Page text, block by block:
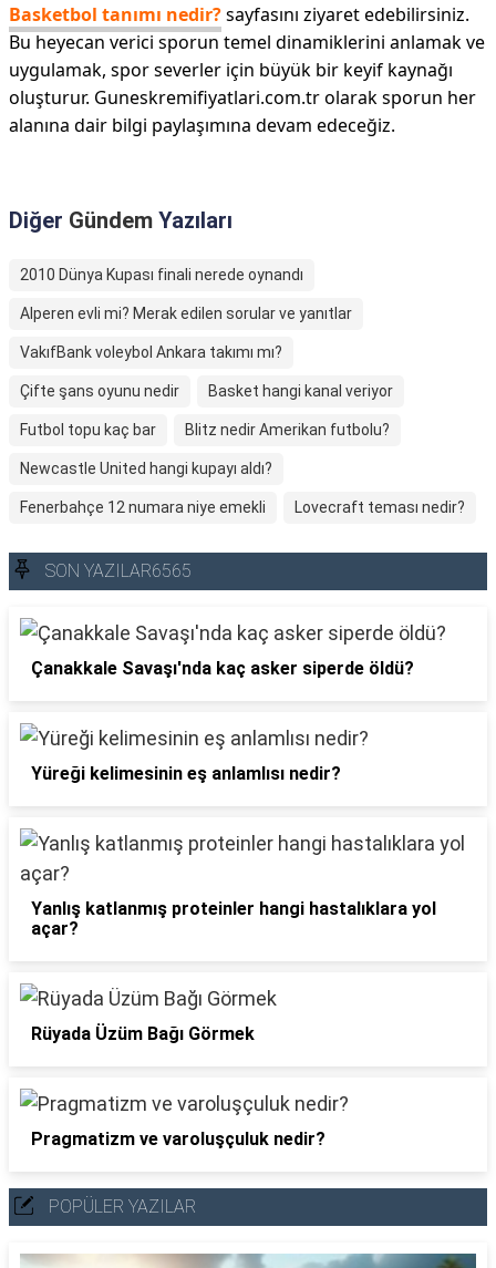
Basketbol tanımı nedir?sayfasını ziyaret edebilirsiniz.
Bu heyecan verici sporun temel dinamiklerini anlamak ve
uygulamak, spor severler için büyük bir keyif kaynağı
oluşturur. Guneskremifiyatlari.com.tr olarak sporun her
alanına dair bilgi paylaşımına devam edeceğiz.
Diğer Gündem Yazıları
2010 Dünya Kupası finali nerede oynandı
Alperen evli mi? Merak edilen sorular ve yanıtlar
VakıfBank voleybol Ankara takımı mı?
Çifte şans oyunu nedir Basket hangi kanal veriyor
Futbol topu kaç bar Blitz nedir Amerikan futbolu?
Newcastle United hangi kupayı aldı?
Fenerbahçe 12 numara niye emekli Lovecraft teması nedir?
SON YAZILAR6565
Çanakkale Savaşı'nda kaç asker siperde öldü?
Yüreği kelimesinin eş anlamlısı nedir?
Yanlış katlanmış proteinler hangi hastalıklara yol
açar?
Rüyada Üzüm Bağı Görmek
Pragmatizm ve varoluşçuluk nedir?
POPÜLER YAZILAR